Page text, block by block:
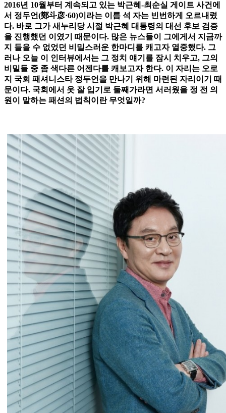
2016년 10월부터 계속되고 있는 박근혜-최순실 게이트 사건에
서 정두언(鄭斗彦·60)이라는 이름 석 자는 빈번하게 오르내렸
다. 바로 그가 새누리당 시절 박근혜 대통령의 대선 후보 검증
을 진행했던 이였기 때문이다. 많은 뉴스들이 그에게서 지금까
지 들을 수 없었던 비밀스러운 한마디를 캐고자 열중했다. 그
러나 오늘 이 인터뷰에서는 그 정치 얘기를 잠시 치우고, 그의
비밀들 중 좀 색다른 어젠다를 캐보고자 한다. 이 자리는 오로
지 국회 패셔니스타 정두언을 만나기 위해 마련된 자리이기 때
문이다. 국회에서 옷 잘 입기로 둘째가라면 서러웠을 정 전 의
원이 말하는 패션의 법칙이란 무엇일까?